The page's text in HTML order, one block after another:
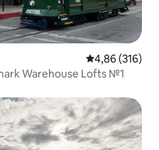
Средна
4,86 (316)
Warehouse Lofts №1